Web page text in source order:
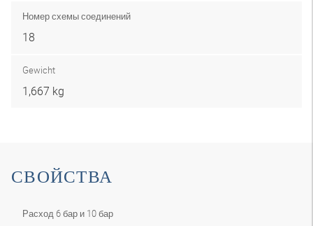
Номер схемы соединений
18
Gewicht
1,667 kg
СВОЙСТВА
Расход 6 бар и 10 бар